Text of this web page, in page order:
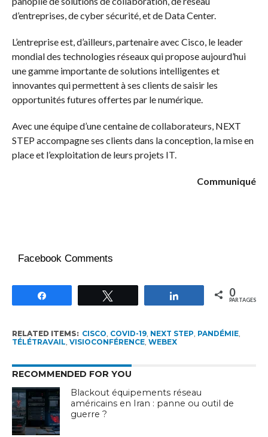
d’entreprises, de cyber sécurité, et de Data Center.
L’entreprise est, d’ailleurs, partenaire avec Cisco, le leader
mondial des technologies réseaux qui propose aujourd’hui
une gamme importante de solutions intelligentes et
innovantes qui permettent à ses clients de saisir les
opportunités futures offertes par le numérique.
Avec une équipe d’une centaine de collaborateurs, NEXT
STEP accompagne ses clients dans la conception, la mise en
place et l’exploitation de leurs projets IT.
Communiqué
Facebook Comments
Partagez 0
PARTAGES
RELATED ITEMS: CISCO, COVID-19, NEXT STEP, PANDÉMIE,
TÉLÉTRAVAIL, VISIOCONFÉRENCE, WEBEX
RECOMMENDED FOR YOU
Blackout équipements réseau
américains en Iran : panne ou outil de
guerre ?